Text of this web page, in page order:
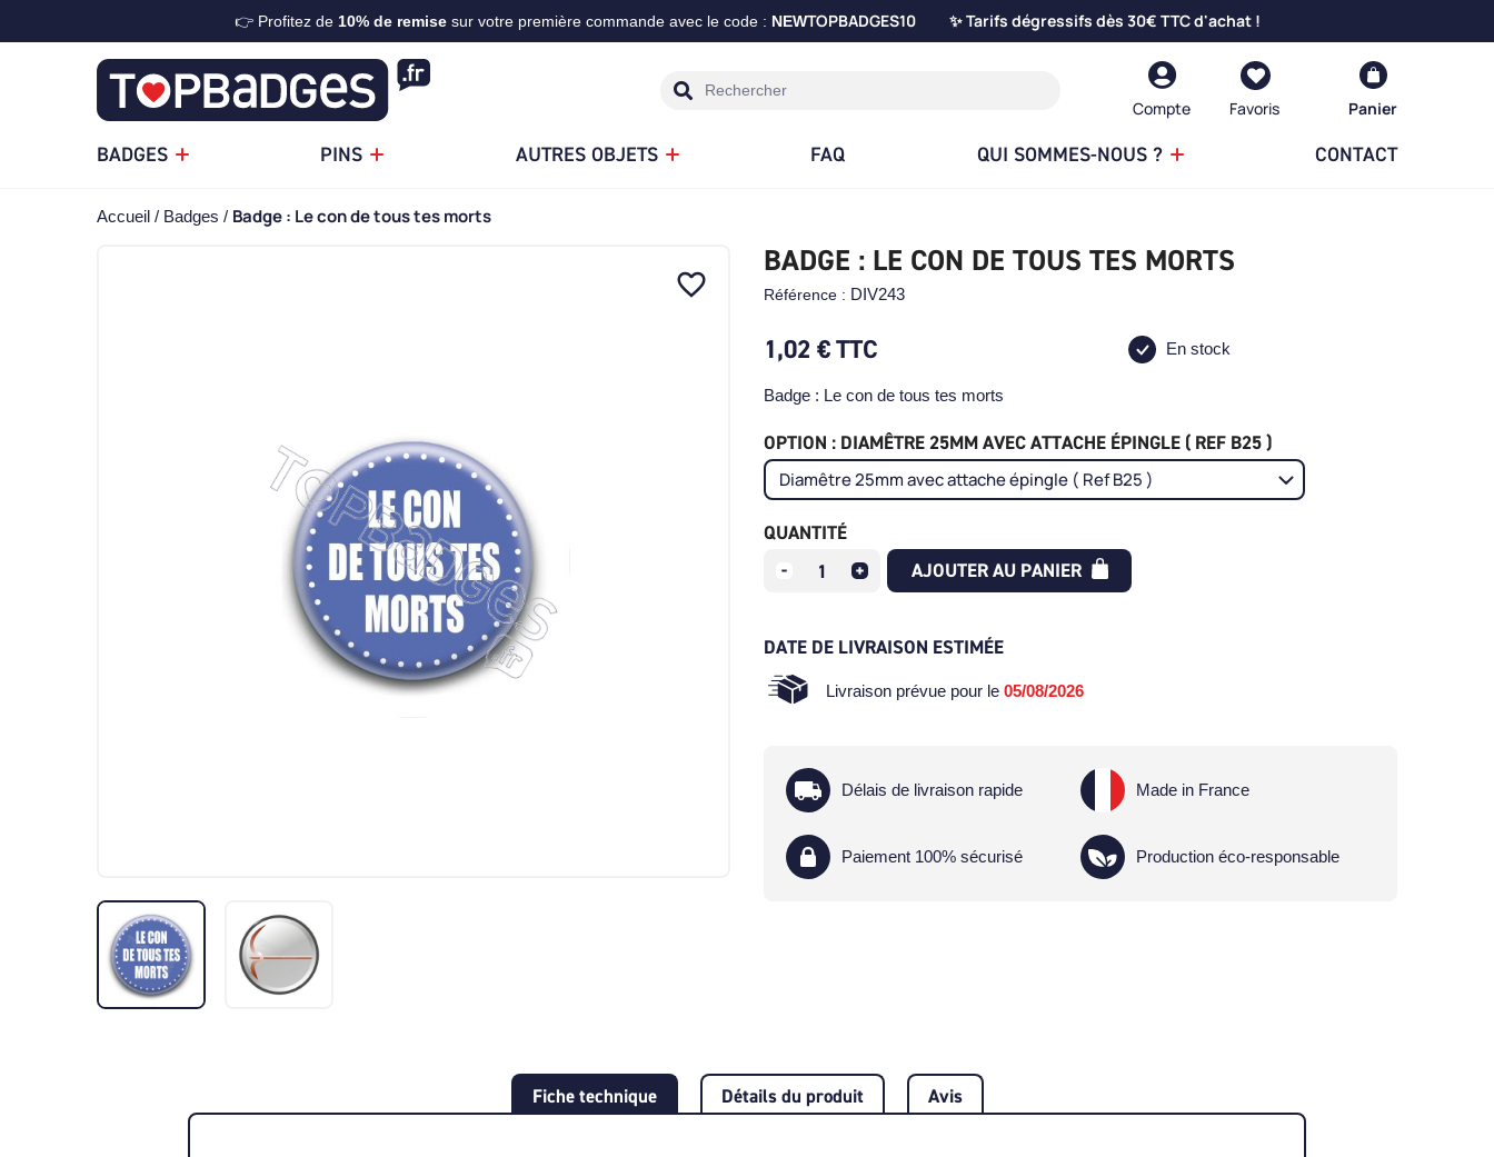
👉 Profitez de 10% de remisesur votre première commande avec le code : NEWTOPBADGES10 ✨ Tarifs dégressifs dès 30€ TTC d'achat !
Compte
BADGES PINS AUTRES OBJETS FAQ QUI SOMMES-NOUS ? CONTACT
Panier
Accueil Badges Badge : Le con de tous tes morts
favorite_border
BADGE : LE CON DE TOUS TES MORTS
Référence : DIV243
1,02 €TTC En stock
Badge : Le con de tous tes morts
OPTION : DIAMÊTRE 25MM AVEC ATTACHE ÉPINGLE ( REF B25 )
QUANTITÉ
AJOUTER AU PANIER
DATE DE LIVRAISON ESTIMÉE
Livraison prévue pour le 05/08/2026
Délais de livraison rapide Made in France
Paiement 100% sécurisé Production éco-responsable
Fiche technique Détails du produit Avis